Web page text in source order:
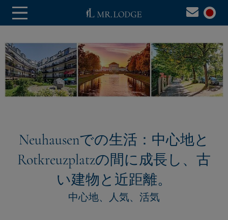
Neuhausenでの生活：中心地と
Rotkreuzplatzの間に成長し、古
い建物と近距離。
中心地、人気、活気